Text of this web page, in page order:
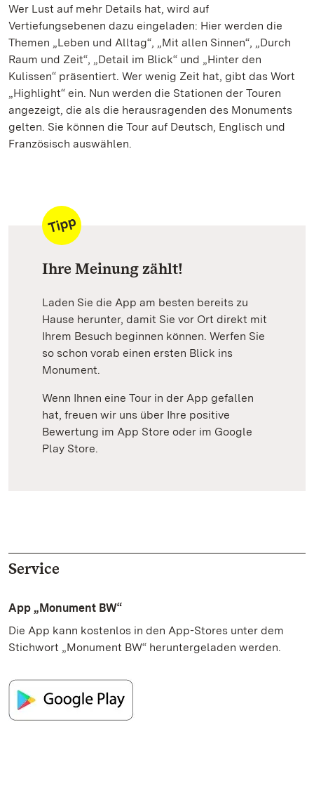
Wer Lust auf mehr Details hat, wird auf
Vertiefungsebenen dazu eingeladen: Hier werden die
Themen „Leben und Alltag“, „Mit allen Sinnen“, „Durch
Raum und Zeit“, „Detail im Blick“ und „Hinter den
Kulissen“ präsentiert. Wer wenig Zeit hat, gibt das Wort
„Highlight“ ein. Nun werden die Stationen der Touren
angezeigt, die als die herausragenden des Monuments
gelten. Sie können die Tour auf Deutsch, Englisch und
Französisch auswählen.
Ihre Meinung zählt!
Laden Sie die App am besten bereits zu
Hause herunter, damit Sie vor Ort direkt mit
Ihrem Besuch beginnen können. Werfen Sie
so schon vorab einen ersten Blick ins
Monument.
Wenn Ihnen eine Tour in der App gefallen
hat, freuen wir uns über Ihre positive
Bewertung im App Store oder im Google
Play Store.
Service
App „Monument BW“
Die App kann kostenlos in den App-Stores unter dem
Stichwort „Monument BW“ heruntergeladen werden.